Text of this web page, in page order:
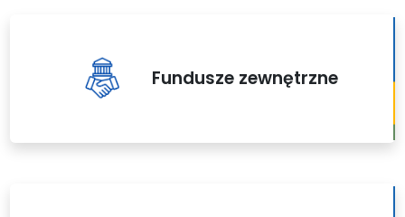
Fundusze zewnętrzne